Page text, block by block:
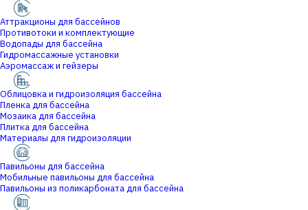
Аттракционы для бассейнов
Противотоки и комплектующие
Водопады для бассейна
Гидромассажные установки
Аэромассаж и гейзеры
Облицовка и гидроизоляция бассейна
Пленка для бассейна
Мозаика для бассейна
Плитка для бассейна
Материалы для гидроизоляции
Павильоны для бассейна
Мобильные павильоны для бассейна
Павильоны из поликарбоната для бассейна